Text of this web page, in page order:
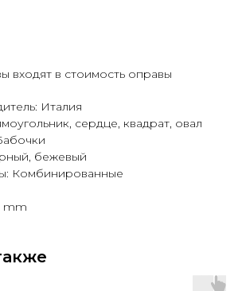
входят в стоимость оправы
Италия
сердце, квадрат, овал
бежевый
Комбинированные
mm